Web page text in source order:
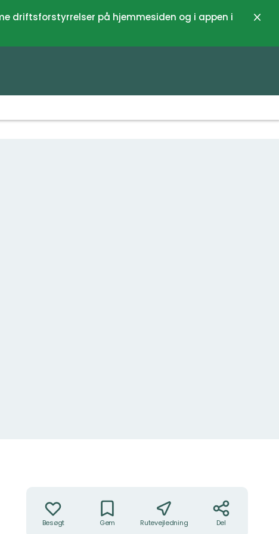
driftsforstyrrelser på hjemmesiden og i appen i
Luk
Besøgt Gem Rutevejledning Del